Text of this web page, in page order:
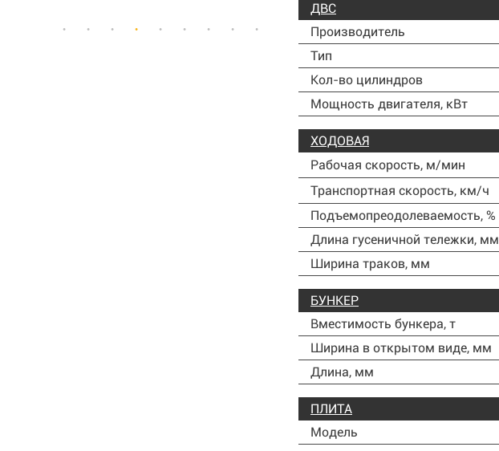
ДВС
Производитель
Тип
Кол-во цилиндров
Мощность двигателя, кВт
ХОДОВАЯ
Рабочая скорость, м/мин
Транспортная скорость, км/ч
Подъемопреодолеваемость, %
Длина гусеничной тележки, мм
Ширина траков, мм
БУНКЕР
Вместимость бункера, т
Ширина в открытом виде, мм
Длина, мм
ПЛИТА
Модель